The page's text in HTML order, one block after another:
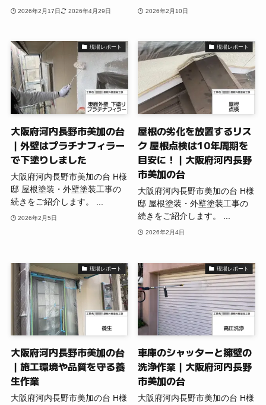
2026年2月17日 2026年4月29日 2026年2月10日
現場レポート
大阪府河内長野市美加の台
｜外壁はプラチナフィラー
で下塗りしました
大阪府河内長野市美加の台 H様
邸 屋根塗装・外壁塗装工事の
続きをご紹介します。 ...
2026年2月5日
現場レポート
屋根の劣化を放置するリス
ク 屋根点検は10年周期を
目安に！｜大阪府河内長野
市美加の台
大阪府河内長野市美加の台 H様
邸 屋根塗装・外壁塗装工事の
続きをご紹介します。 ...
2026年2月4日
現場レポート
大阪府河内長野市美加の台
｜施工環境や品質を守る養
生作業
大阪府河内長野市美加の台 H様
現場レポート
車庫のシャッターと擁壁の
洗浄作業｜大阪府河内長野
市美加の台
大阪府河内長野市美加の台 H様